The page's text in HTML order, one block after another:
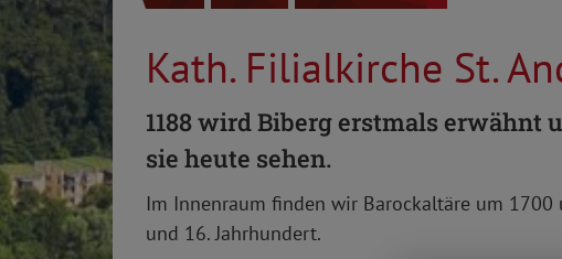
Kath. Filialkirche St.
1188 wird Biberg erstmals erwähnt
sie heute sehen.
Im Innenraum finden wir Barockaltäre um
und 16. Jahrhundert.